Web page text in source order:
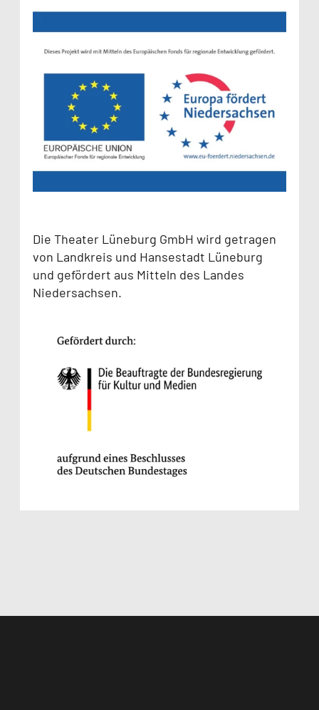
Die Theater Lüneburg GmbH wird getragen
von Landkreis und Hansestadt Lüneburg
und gefördert aus Mitteln des Landes
Niedersachsen.